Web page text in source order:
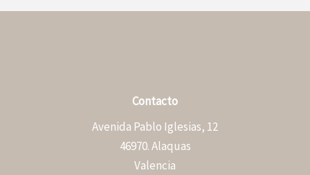
Contacto
Avenida Pablo Iglesias, 12
46970. Alaquas
Valencia